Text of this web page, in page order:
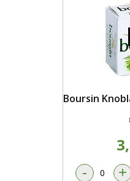
Boursin
- +